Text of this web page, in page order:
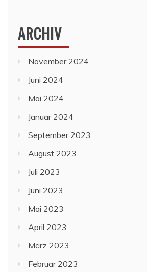
ARCHIV
November 2024
Juni 2024
Mai 2024
Januar 2024
September 2023
August 2023
Juli 2023
Juni 2023
Mai 2023
April 2023
März 2023
Februar 2023